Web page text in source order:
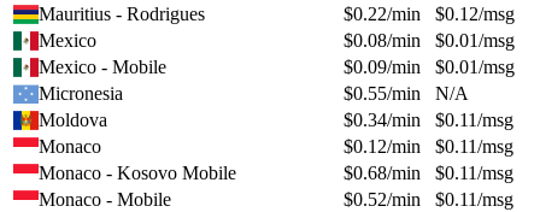
Mauritius - Rodrigues
$0.22/min $0.12/msg
Mexico
$0.08/min $0.01/msg
Mexico - Mobile
$0.09/min $0.01/msg
Micronesia
$0.55/min
N/A
Moldova
$0.34/min $0.11/msg
Monaco
$0.12/min $0.11/msg
Monaco - Kosovo Mobile
$0.68/min $0.11/msg
Monaco - Mobile
$0.52/min $0.11/msg